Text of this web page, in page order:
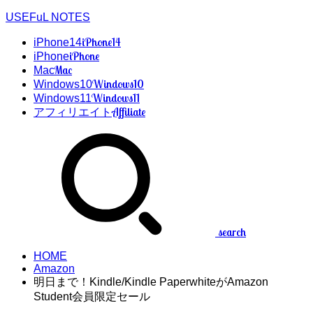
USEFuL NOTES
iPhone14iPhone14
iPhoneiPhone
MacMac
Windows10Windows10
Windows11Windows11
アフィリエイトAffiliate
search
HOME
Amazon
明日まで！Kindle/Kindle PaperwhiteがAmazon
Student会員限定セール